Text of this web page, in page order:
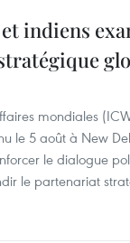
indiens
mondiales
le 5 août à New
le dialogue
le partenariat